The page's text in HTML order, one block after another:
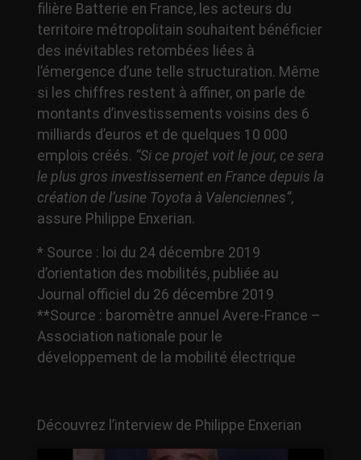
filière Batterie en France, les acteurs du
territoire métropolitain souhaitent bénéficier
des inévitables retombées liées à
l’émergence d’une telle structuration. Même
si les chiffres restent à affiner, on parle de
montants d’investissements voisins des 6
milliards d’euros et de quelques 10 000
emplois créés. “Si ce projet voit le jour, ce sera
le plus gros investissement en France depuis la
création de l’usine Toyota à Valenciennes”,
assure Philippe Enxerian.
* Source : loi du 24 décembre 2019
d’orientation des mobilités, publiée au
Journal officiel du 26 décembre 2019
**Source : baromètre annuel Avere-France –
Association nationale pour le
développement de la mobilité électrique
Découvrez l’interview de Philippe Enxerian